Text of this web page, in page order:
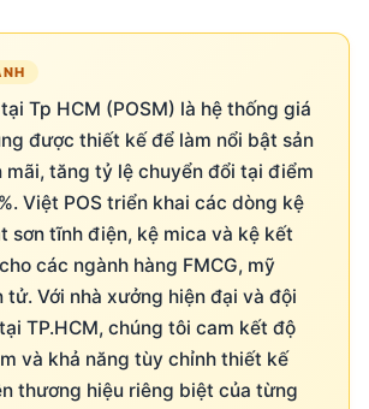
Tp HCM (POSM) là hệ thống giá
được thiết kế để làm nổi bật sản
mãi, tăng tỷ lệ chuyển đổi tại điểm
Việt POS triển khai các dòng kệ
sơn tĩnh điện, kệ mica và kệ kết
các ngành hàng FMCG, mỹ
tử. Với nhà xưởng hiện đại và đội
TP.HCM, chúng tôi cam kết độ
và khả năng tùy chỉnh thiết kế
thương hiệu riêng biệt của từng